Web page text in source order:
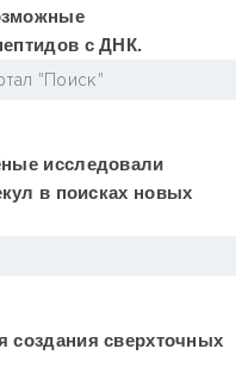
с ДНК.
"Поиск"
исследовали
в поисках новых
создания сверхточных